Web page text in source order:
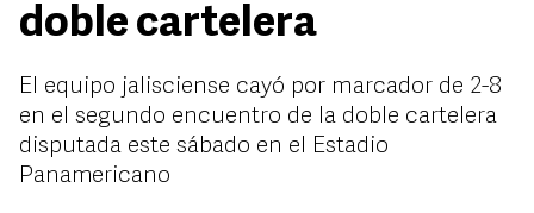
doble cartelera
El equipo jalisciense cayó por marcador de 2-8
en el segundo encuentro de la doble cartelera
disputada este sábado en el Estadio
Panamericano